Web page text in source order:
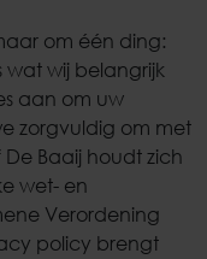
om één ding:
wat wij belangrijk
aan om uw
zorgvuldig om met
Baaij houdt zich
wet- en
Verordening
policy brengt